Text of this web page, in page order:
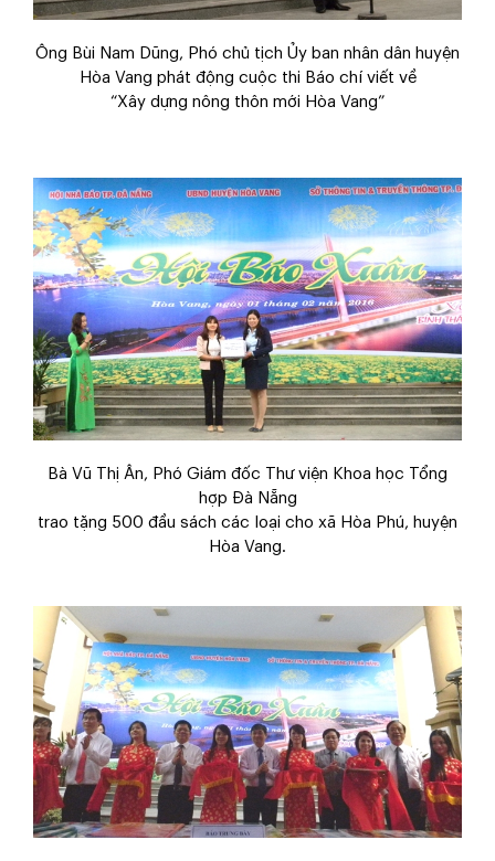
Ông Bùi Nam Dũng, Phó chủ tịch Ủy ban nhân dân huyện
Hòa Vang phát động cuộc thi Báo chí viết về
“Xây dựng nông thôn mới Hòa Vang”
Bà Vũ Thị Ân, Phó Giám đốc Thư viện Khoa học Tổng
hợp Đà Nẵng
trao tặng 500 đầu sách các loại cho xã Hòa Phú, huyện
Hòa Vang.